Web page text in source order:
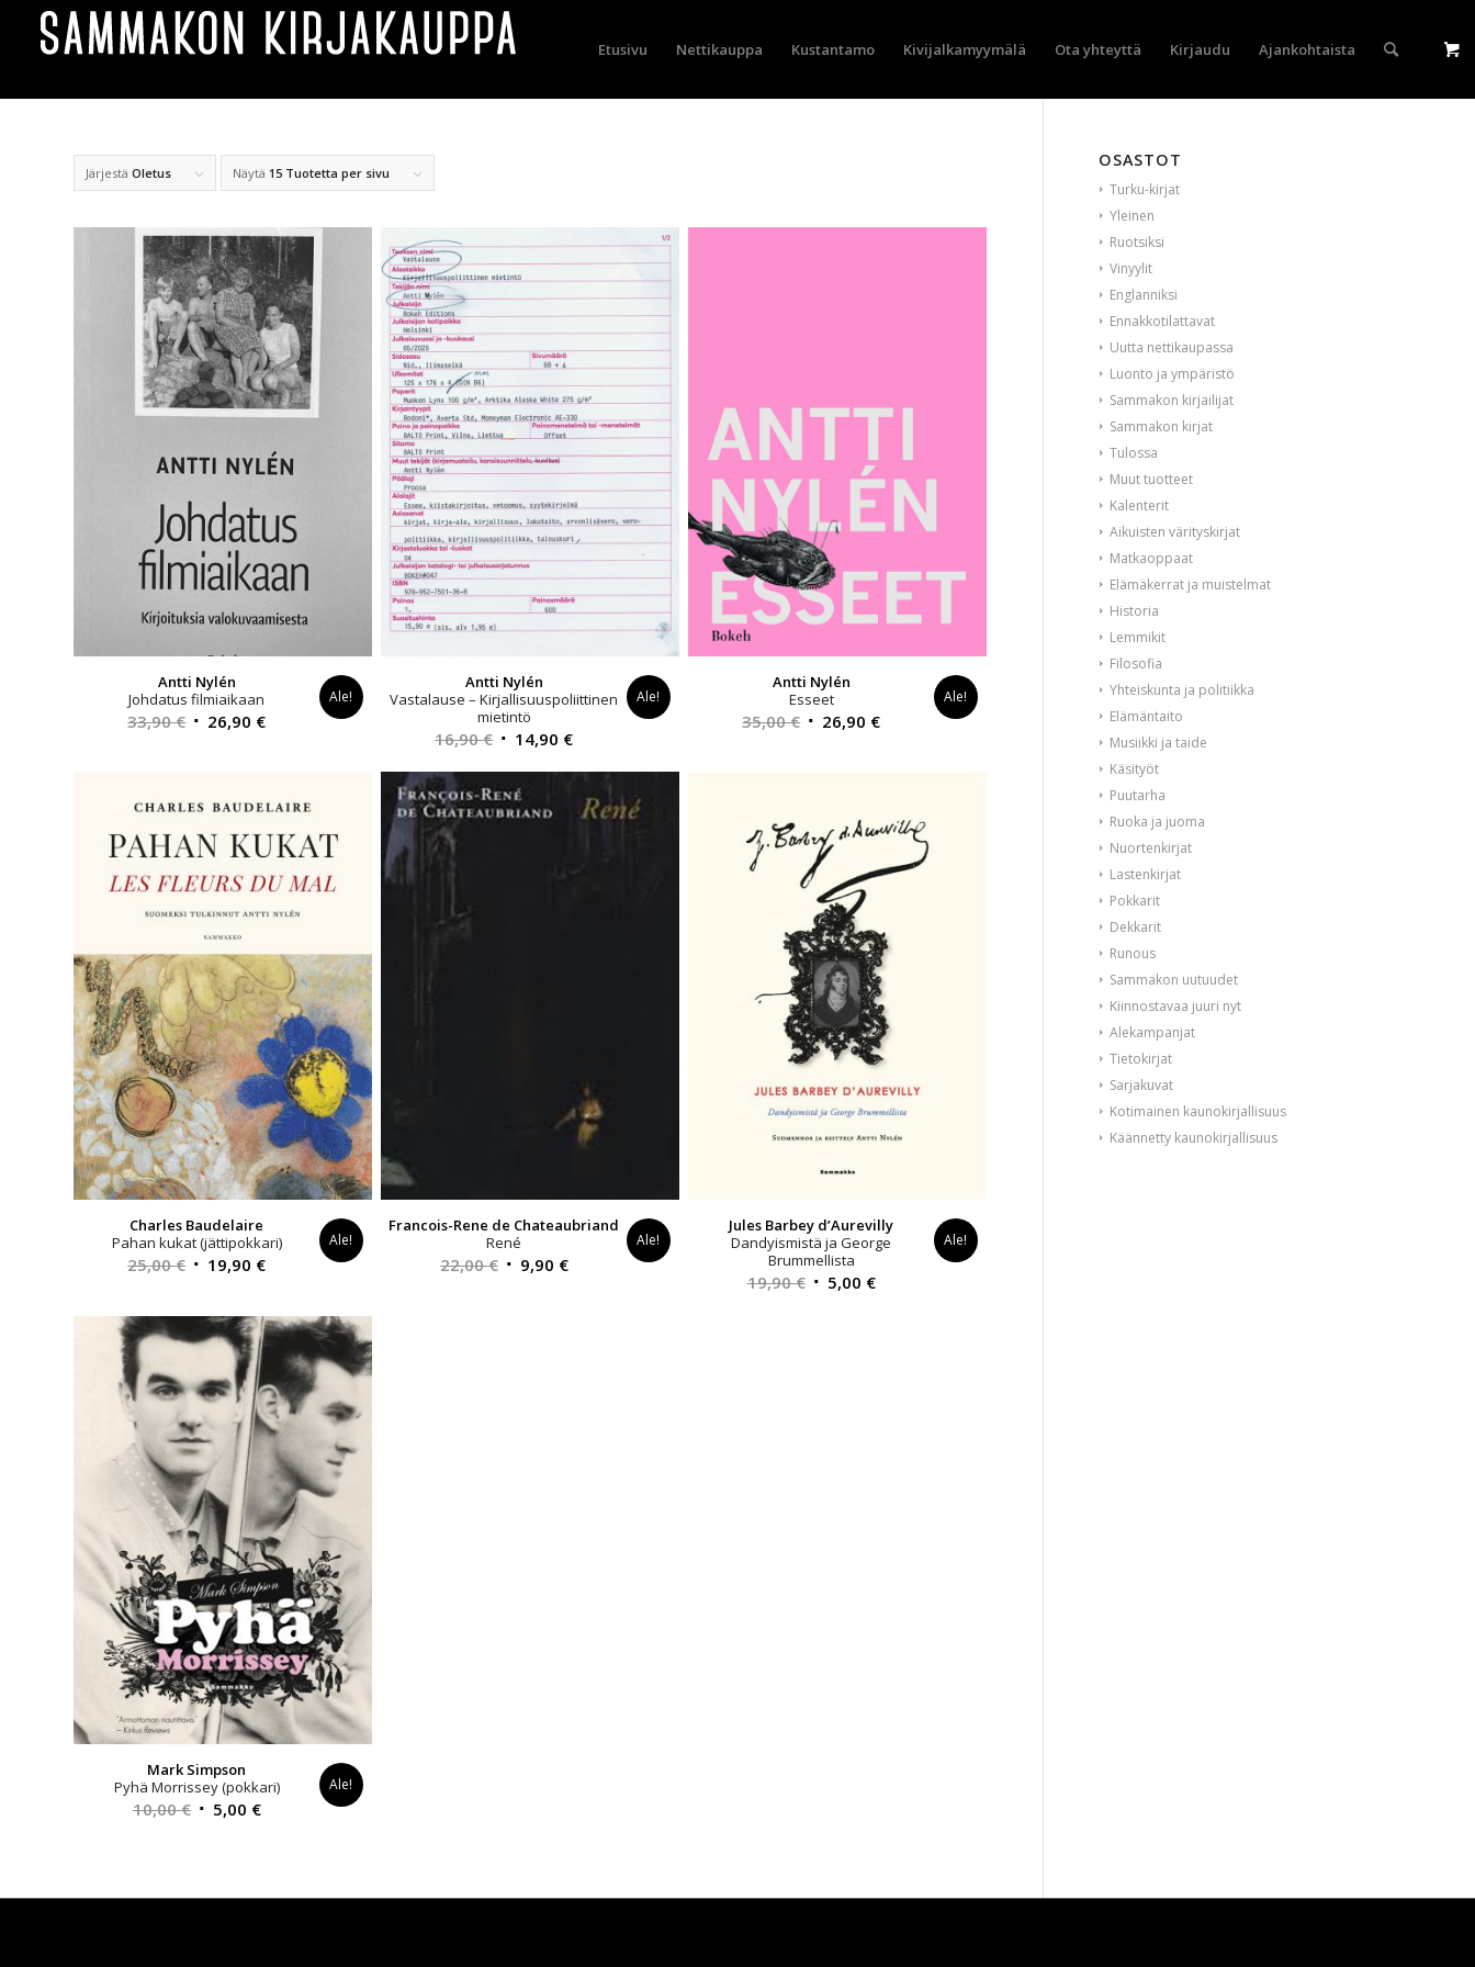
Etusivu Nettikauppa Kustantamo Kivijalkamyymälä Ota yhteyttä Kirjaudu Ajankohtaista
Järjestä Oletus Näytä 15 Tuotetta per sivu
Antti Nylén
Johdatus filmiaikaan
33,90€ Alkuperäinen
33,90 €.
26,90 €Nykyinen
26,90 €.
Ale!
Antti Nylén
Vastalause – Kirjallisuuspoliittinen
mietintö
16,90€ Alkuperäinen
oli:
16,90 €.
14,90 €Nykyinen
14,90 €.
Ale!
Antti Nylén
Esseet
35,00€ Alkuperäinen
26,90 €Nykyinen
Ale!
Charles Baudelaire
Pahan kukat (jättipokkari)
25,00€ Alkuperäinen
oli:
25,00 €.
19,90 €Nykyinen
on:
19,90 €.
Ale!
Francois-Rene de Chateaubriand
René
22,00€ Alkuperäinen
9,90 €Nykyinen
Ale!
Jules Barbey d’Aurevilly
Dandyismistä ja George
Brummellista
19,90€ Alkuperäinen
5,00 €Nykyinen
Ale!
Mark Simpson
Pyhä Morrissey (pokkari)
10,00€ Alkuperäinen
5,00 €Nykyinen
Ale!
OSASTOT
Turku-kirjat
Yleinen
Ruotsiksi
Vinyylit
Englanniksi
Ennakkotilattavat
Uutta nettikaupassa
Luonto ja ympäristö
Sammakon kirjailijat
Sammakon kirjat
Tulossa
Muut tuotteet
Kalenterit
Aikuisten värityskirjat
Matkaoppaat
Elämäkerrat ja muistelmat
Historia
Lemmikit
Filosofia
Yhteiskunta ja politiikka
Elämäntaito
Musiikki ja taide
Käsityöt
Puutarha
Ruoka ja juoma
Nuortenkirjat
Lastenkirjat
Pokkarit
Dekkarit
Runous
Sammakon uutuudet
Kiinnostavaa juuri nyt
Alekampanjat
Tietokirjat
Sarjakuvat
Kotimainen kaunokirjallisuus
Käännetty kaunokirjallisuus